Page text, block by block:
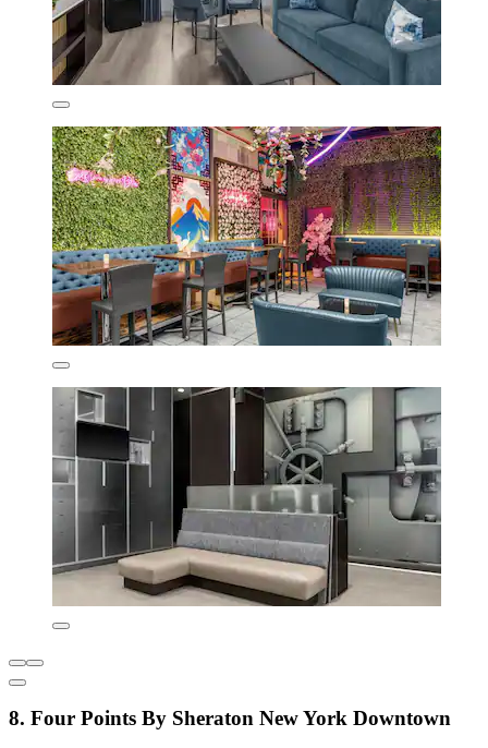
8. Four Points By Sheraton New York Downtown